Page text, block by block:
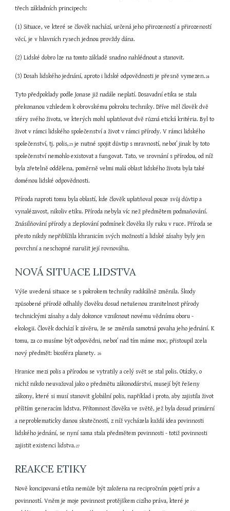
třech základních principech:
(1) Situace, ve které se člověk nachází, určená jeho přirozeností a přirozeností
věcí, je v hlavních rysech jednou provždy dána.
(2) Lidské dobro lze na tomto základě snadno nahlédnout a stanovit.
(3) Dosah lidského jednání, aproto i lidské odpovědnosti je přesně vymezen.24
Tyto předpoklady podle Jonase již nadále neplatí. Dosavadní etika se stala
překonanou vzhledem k obrovskému pokroku techniky. Dříve měl člověk dvě
sféry svého života, ve kterých mohl uplatňovat dvě různá etická kritéria. Byl to
život v rámci lidského společenství a život v rámci přírody. V rámci lidského
společenství, tj. polis,25 je nutné spojit důvtip s mravností, neboť jinak by toto
společenství nemohlo existovat a fungovat. Tato, ve srovnání s přírodou, od níž
byla zřetelně oddělena, poměrně velmi malá oblast lidského života byla také
doménou lidské odpovědnosti.
Příroda naproti tomu byla oblastí, kde člověk uplatňoval pouze svůj důvtip a
vynalézavost, nikoliv etiku. Příroda nebyla víc než předmětem podmaňování.
Znásilňování přírody a zlepšování podmínek člověka šly ruku v ruce. Příroda se
přesto nikdy nepřiblížila khranicím svých možností a lidské zásahy byly jen
povrchní a neschopné narušit její rovnováhu.
NOVÁ SITUACE LIDSTVA
Výše uvedená situace se s pokrokem techniky radikálně změnila. Škody
způsobené přírodě odhalily člověku dosud netušenou zranitelnost přírody
technickými zásahy a daly dokonce vzniknout novému vědnímu oboru -
ekologii. Člověk dochází k závěru, že se změnila samotná povaha jeho jednání. K
tomu, za co musíme být odpovědni, neboť nad tím máme moc, přistoupil zcela
nový předmět: biosféra planety. 26
Hranice mezi polis a přírodou se vytratily a celý svět se stal polis. Otázky, o
nichž nikdo neuvažoval jako o předmětu zákonodárství, musejí být řešeny
zákony, které si musí stanovit globální polis, například i proto, aby zajistila život
příštím generacím lidstva. Přítomnost člověka ve světě, jež byla dosud primární
a neproblematicky danou skutečností, z níž vycházela každá idea povinnosti
lidského jednání, se nyní sama stala předmětem povinnosti - totiž povinnosti
zajistit existenci lidstva.27
REAKCE ETIKY
Nově koncipovaná etika nemůže být založena na recipročním pojetí práv a
povinností. Vněm je moje povinnost protějškem cizího práva, které je